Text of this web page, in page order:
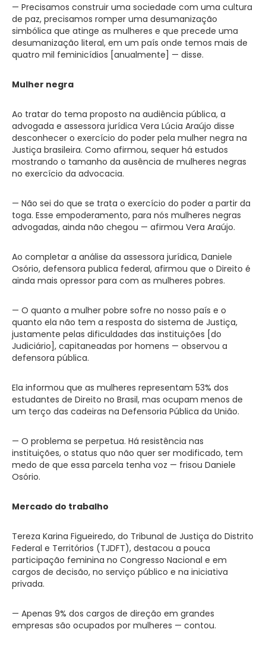
— Precisamos construir uma sociedade com uma cultura
de paz, precisamos romper uma desumanização
simbólica que atinge as mulheres e que precede uma
desumanização literal, em um país onde temos mais de
quatro mil feminicídios [anualmente] — disse.
Mulher negra
Ao tratar do tema proposto na audiência pública, a
advogada e assessora jurídica Vera Lúcia Araújo disse
desconhecer o exercício do poder pela mulher negra na
Justiça brasileira. Como afirmou, sequer há estudos
mostrando o tamanho da ausência de mulheres negras
no exercício da advocacia.
— Não sei do que se trata o exercício do poder a partir da
toga. Esse empoderamento, para nós mulheres negras
advogadas, ainda não chegou — afirmou Vera Araújo.
Ao completar a análise da assessora jurídica, Daniele
Osório, defensora publica federal, afirmou que o Direito é
ainda mais opressor para com as mulheres pobres.
— O quanto a mulher pobre sofre no nosso país e o
quanto ela não tem a resposta do sistema de Justiça,
justamente pelas dificuldades das instituições [do
Judiciário], capitaneadas por homens — observou a
defensora pública.
Ela informou que as mulheres representam 53% dos
estudantes de Direito no Brasil, mas ocupam menos de
um terço das cadeiras na Defensoria Pública da União.
— O problema se perpetua. Há resistência nas
instituições, o status quo não quer ser modificado, tem
medo de que essa parcela tenha voz — frisou Daniele
Osório.
Mercado do trabalho
Tereza Karina Figueiredo, do Tribunal de Justiça do Distrito
Federal e Territórios (TJDFT), destacou a pouca
participação feminina no Congresso Nacional e em
cargos de decisão, no serviço público e na iniciativa
privada.
— Apenas 9% dos cargos de direção em grandes
empresas são ocupados por mulheres — contou.